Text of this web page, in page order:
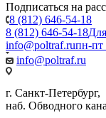
Подписаться на
8 (812) 646-54-18
8 (812) 646-54-18
info@poltraf.ruпн-пт
info@poltraf.ru
г. Санкт-Петербург,
наб. Обводного